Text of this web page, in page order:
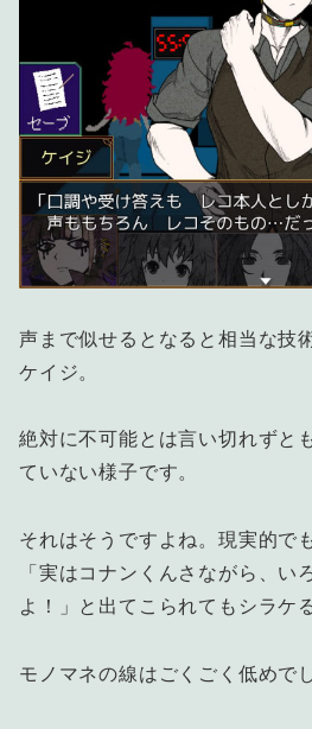
声まで似せるとなると相当な技
ケイジ。
絶対に不可能とは言い切れずと
ていない様子です。
それはそうですよね。現実的で
「実はコナンくんさながら、い
よ！」と出てこられてもシラケ
モノマネの線はごくごく低めで